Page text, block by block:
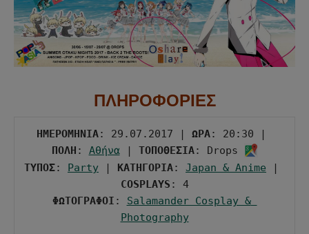
ΠΛΗΡΟΦΟΡΙΕΣ
ΗΜΕΡΟΜΗΝΙΑ: 29.07.2017 | ΩΡΑ
ΠΟΛΗ : Αθήνα | ΤΟΠΟΘΕΣΙΑ: Drops
ΤΥΠΟΣ: Party | ΚΑΤΗΓΟΡΙΑ: Japan & Anime
COSPLAYS
: 4
ΦΩΤΟΓΡΑΦΟΙ : Salamander Cosplay &
Photography